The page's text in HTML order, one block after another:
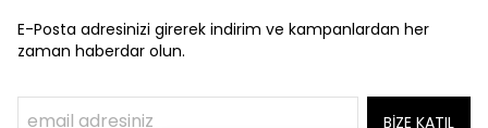
E-Posta adresinizi girerek indirim ve kampanlardan her
zaman haberdar olun.
BİZE KATIL